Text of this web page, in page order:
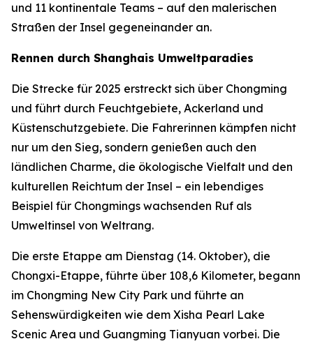
und 11 kontinentale Teams – auf den malerischen
Straßen der Insel gegeneinander an.
Rennen durch Shanghais Umweltparadies
Die Strecke für 2025 erstreckt sich über Chongming
und führt durch Feuchtgebiete, Ackerland und
Küstenschutzgebiete. Die Fahrerinnen kämpfen nicht
nur um den Sieg, sondern genießen auch den
ländlichen Charme, die ökologische Vielfalt und den
kulturellen Reichtum der Insel – ein lebendiges
Beispiel für Chongmings wachsenden Ruf als
Umweltinsel von Weltrang.
Die erste Etappe am Dienstag (14. Oktober), die
Chongxi-Etappe, führte über 108,6 Kilometer, begann
im Chongming New City Park und führte an
Sehenswürdigkeiten wie dem Xisha Pearl Lake
Scenic Area und Guangming Tianyuan vorbei. Die